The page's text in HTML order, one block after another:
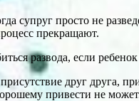
супруг просто не
прекращают.
развода, если
друг друга,
привести не